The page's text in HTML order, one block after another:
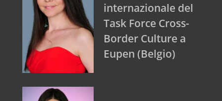
internazionale del
Task Force Cross-
Border Culture a
Eupen (Belgio)